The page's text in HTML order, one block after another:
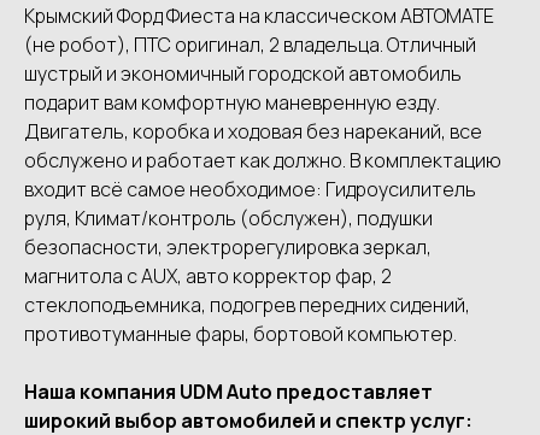
Крымский Форд Фиеста на классическом АВТОМАТЕ
(не робот), ПТС оригинал, 2 владельца. Отличный
шустрый и экономичный городской автомобиль
подарит вам комфортную маневренную езду.
Двигатель, коробка и ходовая без нареканий, все
обслужено и работает как должно. В комплектацию
входит всё самое необходимое: Гидроусилитель
руля, Климат/контроль (обслужен), подушки
безопасности, электрорегулировка зеркал,
магнитола с AUX, авто корректор фар, 2
стеклоподъемника, подогрев передних сидений,
противотуманные фары, бортовой компьютер.
Наша компания UDМ Аutо предоставляет
широкий выбор автомобилей и спектр услуг: